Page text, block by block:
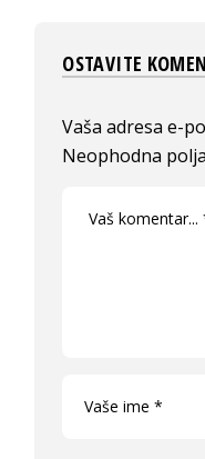
OSTAVITE
Vaša adresa e-
Neophodna